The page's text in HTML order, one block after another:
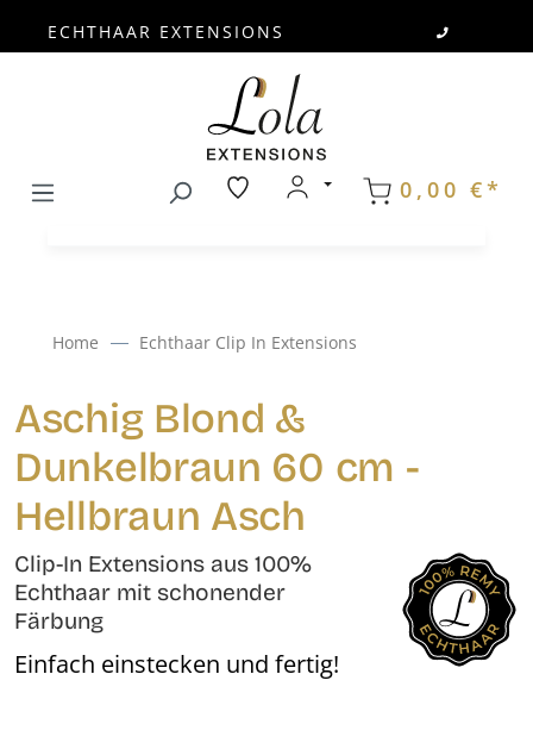
ECHTHAAR EXTENSIONS
0,00 €*
Home Echthaar Clip In Extensions
Aschig Blond &
Dunkelbraun 60 cm -
Hellbraun Asch
Clip-In Extensions aus 100%
Echthaar mit schonender
Färbung
Einfach einstecken und fertig!